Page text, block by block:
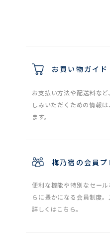
お買い物ガイド
お支払い方法や配送料な
しみいただくための情報
ます。
梅乃宿の会員プ
便利な機能や特別なセー
らに豊かになる会員制度。
詳しくはこちら。